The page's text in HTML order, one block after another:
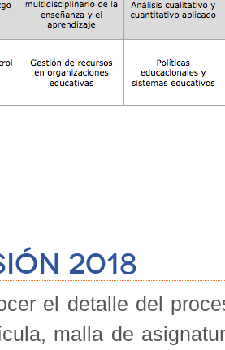
2018
el detalle del
malla de